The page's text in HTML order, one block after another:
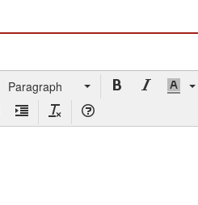
Paragraph